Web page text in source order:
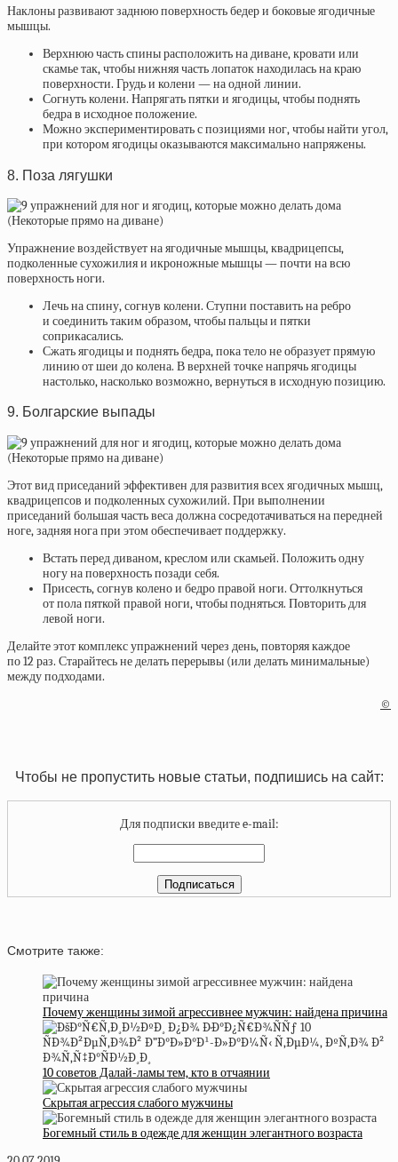
Наклоны развивают заднюю поверхность бедер и боковые ягодичные
мышцы.
Верхнюю часть спины расположить на диване, кровати или
скамье так, чтобы нижняя часть лопаток находилась на краю
поверхности. Грудь и колени — на одной линии.
Согнуть колени. Напрягать пятки и ягодицы, чтобы поднять
бедра в исходное положение.
Можно экспериментировать с позициями ног, чтобы найти угол,
при котором ягодицы оказываются максимально напряжены.
8. Поза лягушки
Упражнение воздействует на ягодичные мышцы, квадрицепсы,
подколенные сухожилия и икроножные мышцы — почти на всю
поверхность ноги.
Лечь на спину, согнув колени. Ступни поставить на ребро
и соединить таким образом, чтобы пальцы и пятки
соприкасались.
Сжать ягодицы и поднять бедра, пока тело не образует прямую
линию от шеи до колена. В верхней точке напрячь ягодицы
настолько, насколько возможно, вернуться в исходную позицию.
9. Болгарские выпады
Этот вид приседаний эффективен для развития всех ягодичных мышц,
квадрицепсов и подколенных сухожилий. При выполнении
приседаний большая часть веса должна сосредотачиваться на передней
ноге, задняя нога при этом обеспечивает поддержку.
Встать перед диваном, креслом или скамьей. Положить одну
ногу на поверхность позади себя.
Присесть, согнув колено и бедро правой ноги. Оттолкнуться
от пола пяткой правой ноги, чтобы подняться. Повторить для
левой ноги.
Делайте этот комплекс упражнений через день, повторяя каждое
по 12 раз. Старайтесь не делать перерывы (или делать минимальные)
между подходами.
©
Чтобы не пропустить новые статьи, подпишись на сайт:
Для подписки введите e-mail:
Смотрите также:
Почему женщины зимой агрессивнее мужчин: найдена причина
10 советов Далай-ламы тем, кто в отчаянии
Скрытая агрессия слабого мужчины
Богемный стиль в одежде для женщин элегантного возраста